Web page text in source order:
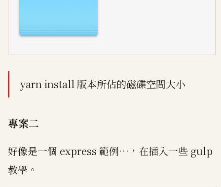
yarn install 版本所佔的磁碟空間大小
專案二
好像是一個 express 範例…，在插入一些 gulp
教學。